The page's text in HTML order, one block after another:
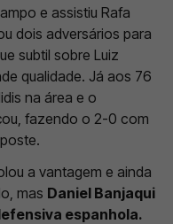
e assistiu Rafa
dois adversários para
subtil sobre Luiz
qualidade. Já aos 76
na área e o
fazendo o 2-0 com
a vantagem e ainda
mas Daniel Banjaqui
espanhola.